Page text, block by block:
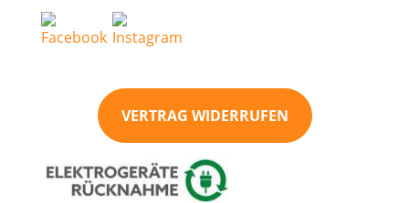
VERTRAG WIDERRUFEN